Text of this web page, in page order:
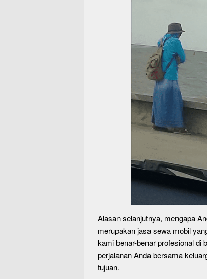
Alasan selanjutnya, mengapa
merupakan jasa sewa mobil
kami benar-benar profesional di
perjalanan Anda bersama
tujuan.